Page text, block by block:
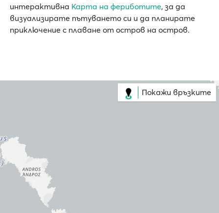
интерактивна Карта на фериботите, за да
визуализирате пътуването си и да планирате
приключение с плаване от остров на остров.
Покажи връзките